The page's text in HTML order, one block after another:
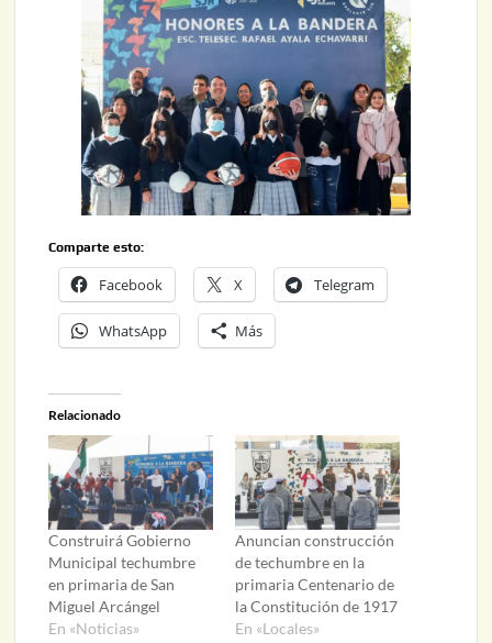
Comparte esto:
Facebook X Telegram
WhatsApp Más
Relacionado
Construirá Gobierno
Municipal techumbre
en primaria de San
Miguel Arcángel
En «Noticias»
Anuncian construcción
de techumbre en la
primaria Centenario de
la Constitución de 1917
En «Locales»